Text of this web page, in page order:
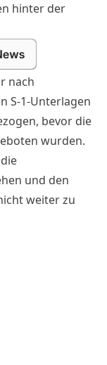
hinter der
nach
S-1-Unterlagen
bevor die
wurden.
und den
weiter zu